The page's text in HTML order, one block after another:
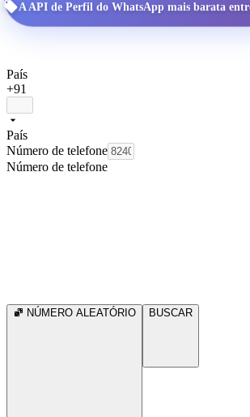
A API de Perfil do WhatsApp mais barata
País
+91
País
Número de telefone
Número de telefone
NÚMERO ALEATÓRIO BUSCAR